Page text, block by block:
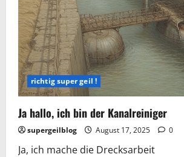
richtig super geil !
Ja hallo, ich bin der Kanalreiniger
supergeilblog August 17, 2025 0
Ja, ich mache die Drecksarbeit